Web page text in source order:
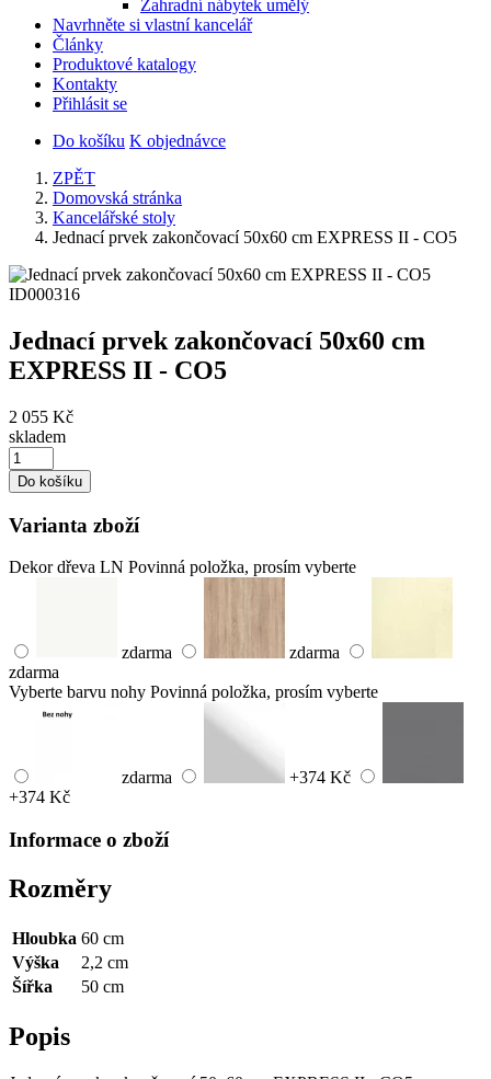
Zahradní nábytek umělý
Navrhněte si vlastní kancelář
Články
Produktové katalogy
Kontakty
Přihlásit se
Do košíku K objednávce
ZPĚT
Domovská stránka
Kancelářské stoly
Jednací prvek zakončovací 50x60 cm EXPRESS II - CO5
ID000316
Jednací prvek zakončovací 50x60 cm
EXPRESS II - CO5
2 055 Kč
skladem
Do košíku
Varianta zboží
Dekor dřeva LN Povinná položka, prosím vyberte
zdarma
zdarma
zdarma
Vyberte barvu nohy Povinná položka, prosím vyberte
zdarma
+374 Kč
+374 Kč
Informace o zboží
Rozměry
Hloubka 60 cm
Výška
2,2 cm
Šířka
50 cm
Popis